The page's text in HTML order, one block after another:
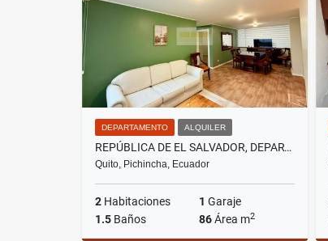
DEPARTAMENTO ALQUILER
REPÚBLICA DE EL SALVADOR, DEPARTAMENTO EN RENTA, 86M2, 2 HABITACIONES
Quito, Pichincha, Ecuador
2 Habitaciones 1 Garaje
1.5 Baños 86Área m2